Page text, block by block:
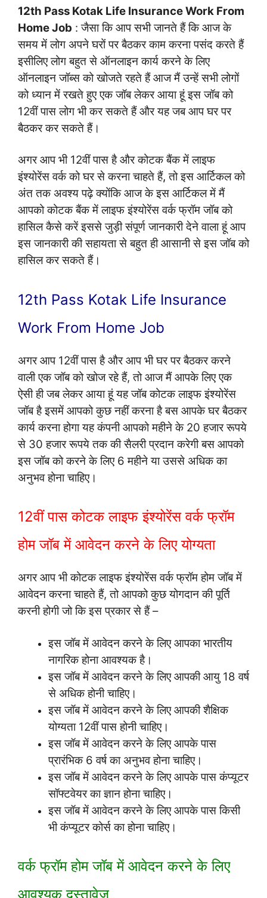
12th Pass Kotak Life Insurance Work From
Home Job : जैसा कि आप सभी जानते हैं कि आज के
समय में लोग अपने घरों पर बैठकर काम करना पसंद करते हैं
इसीलिए लोग बहुत से ऑनलाइन कार्य करने के लिए
ऑनलाइन जॉब्स को खोजते रहते हैं आज मैं उन्हें सभी लोगों
को ध्यान में रखते हुए एक जॉब लेकर आया हूं इस जॉब को
12वीं पास लोग भी कर सकते हैं और यह जब आप घर पर
बैठकर कर सकते हैं।
अगर आप भी 12वीं पास है और कोटक बैंक में लाइफ
इंश्योरेंस वर्क को घर से करना चाहते हैं, तो इस आर्टिकल को
अंत तक अवश्य पढ़े क्योंकि आज के इस आर्टिकल में मैं
आपको कोटक बैंक में लाइफ इंश्योरेंस वर्क फ्रॉम जॉब को
हासिल कैसे करें इससे जुड़ी संपूर्ण जानकारी देने वाला हूं आप
इस जानकारी की सहायता से बहुत ही आसानी से इस जॉब को
हासिल कर सकते हैं।
12th Pass Kotak Life Insurance
Work From Home Job
अगर आप 12वीं पास है और आप भी घर पर बैठकर करने
वाली एक जॉब को खोज रहे हैं, तो आज मैं आपके लिए एक
ऐसी ही जब लेकर आया हूं यह जॉब कोटक लाइफ इंश्योरेंस
जॉब है इसमें आपको कुछ नहीं करना है बस आपके घर बैठकर
कार्य करना होगा यह कंपनी आपको महीने के 20 हजार रूपये
से 30 हजार रूपये तक की सैलरी प्रदान करेगी बस आपको
इस जॉब को करने के लिए 6 महीने या उससे अधिक का
अनुभव होना चाहिए।
12वीं पास कोटक लाइफ इंश्योरेंस वर्क फ्रॉम
होम जॉब में आवेदन करने के लिए योग्यता
अगर आप भी कोटक लाइफ इंश्योरेंस वर्क फ्रॉम होम जॉब में
आवेदन करना चाहते हैं, तो आपको कुछ योगदान की पूर्ति
करनी होगी जो कि इस प्रकार से हैं –
इस जॉब में आवेदन करने के लिए आपका भारतीय
नागरिक होना आवश्यक है।
इस जॉब में आवेदन करने के लिए आपकी आयु 18 वर्ष
से अधिक होनी चाहिए।
इस जॉब में आवेदन करने के लिए आपकी शैक्षिक
योग्यता 12वीं पास होनी चाहिए।
इस जॉब में आवेदन करने के लिए आपके पास
प्रारंभिक 6 वर्ष का अनुभव होना चाहिए।
इस जॉब में आवेदन करने के लिए आपके पास कंप्यूटर
सॉफ्टवेयर का ज्ञान होना चाहिए।
इस जॉब में आवेदन करने के लिए आपके पास किसी
भी कंप्यूटर कोर्स का होना चाहिए।
वर्क फ्रॉम होम जॉब में आवेदन करने के लिए
आवश्यक दस्तावेज